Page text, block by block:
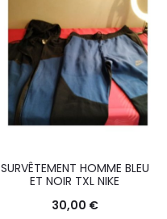
SURVÊTEMENT HOMME BLEU
ET NOIR TXL NIKE
30,00 €